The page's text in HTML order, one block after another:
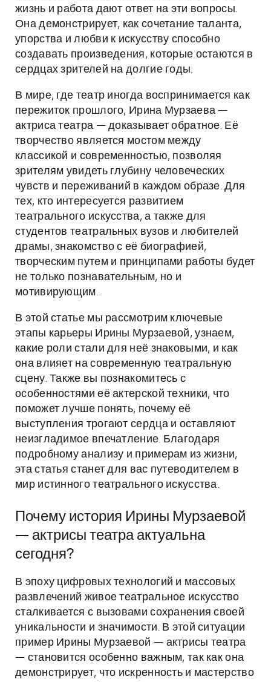
жизнь и работа дают ответ на эти вопросы.
Она демонстрирует, как сочетание таланта,
упорства и любви к искусству способно
создавать произведения, которые остаются в
сердцах зрителей на долгие годы.
В мире, где театр иногда воспринимается как
пережиток прошлого, Ирина Мурзаева —
актриса театра — доказывает обратное. Её
творчество является мостом между
классикой и современностью, позволяя
зрителям увидеть глубину человеческих
чувств и переживаний в каждом образе. Для
тех, кто интересуется развитием
театрального искусства, а также для
студентов театральных вузов и любителей
драмы, знакомство с её биографией,
творческим путем и принципами работы будет
не только познавательным, но и
мотивирующим.
В этой статье мы рассмотрим ключевые
этапы карьеры Ирины Мурзаевой, узнаем,
какие роли стали для неё знаковыми, и как
она влияет на современную театральную
сцену. Также вы познакомитесь с
особенностями её актерской техники, что
поможет лучше понять, почему её
выступления трогают сердца и оставляют
неизгладимое впечатление. Благодаря
подробному анализу и примерам из жизни,
эта статья станет для вас путеводителем в
мир истинного театрального искусства.
Почему история Ирины Мурзаевой
— актрисы театра актуальна
сегодня?
В эпоху цифровых технологий и массовых
развлечений живое театральное искусство
сталкивается с вызовами сохранения своей
уникальности и значимости. В этой ситуации
пример Ирины Мурзаевой — актрисы театра
— становится особенно важным, так как она
демонстрирует, что искренность и мастерство